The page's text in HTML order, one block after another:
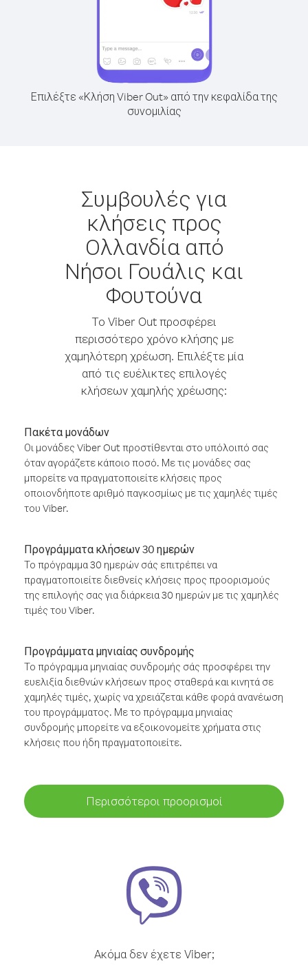
Επιλέξτε «Κλήση Viber Out» από την κεφαλίδα της
συνομιλίας
Συμβουλές για
κλήσεις προς
Ολλανδία από
Νήσοι Γουάλις και
Φουτούνα
Το Viber Out προσφέρει
περισσότερο χρόνο κλήσης με
χαμηλότερη χρέωση. Επιλέξτε μία
από τις ευέλικτες επιλογές
κλήσεων χαμηλής χρέωσης:
Πακέτα μονάδων
Οι μονάδες Viber Out προστίθενται στο υπόλοιπό σας
όταν αγοράζετε κάποιο ποσό. Με τις μονάδες σας
μπορείτε να πραγματοποιείτε κλήσεις προς
οποιονδήποτε αριθμό παγκοσμίως με τις χαμηλές τιμές
του Viber.
Προγράμματα κλήσεων 30 ημερών
Το πρόγραμμα 30 ημερών σάς επιτρέπει να
πραγματοποιείτε διεθνείς κλήσεις προς προορισμούς
της επιλογής σας για διάρκεια 30 ημερών με τις χαμηλές
τιμές του Viber.
Προγράμματα μηνιαίας συνδρομής
Το πρόγραμμα μηνιαίας συνδρομής σάς προσφέρει την
ευελιξία διεθνών κλήσεων προς σταθερά και κινητά σε
χαμηλές τιμές, χωρίς να χρειάζεται κάθε φορά ανανέωση
του προγράμματος. Με το πρόγραμμα μηνιαίας
συνδρομής μπορείτε να εξοικονομείτε χρήματα στις
κλήσεις που ήδη πραγματοποιείτε.
Περισσότεροι προορισμοί
Ακόμα δεν έχετε Viber;